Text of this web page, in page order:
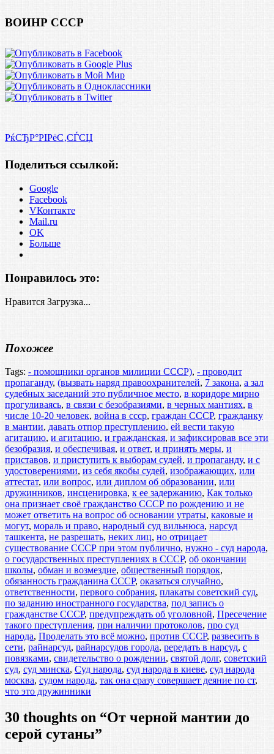
ВОИНР СССР
РќСЂР°РІРёС‚СЃСЏ
Поделиться ссылкой:
Google
Facebook
VКонтакте
Mail.ru
OK
Больше
Понравилось это:
Нравится Загрузка...
Похожее
Tags: - помощники органов милиции СССР), - проводит
пропаганду, (вызвать наряд правоохранителей, 7 закона, а зал
судебных заседаний это публичное место, в коридоре мирно
прогуливаясь, в связи с безобразиями, в черных мантиях, в
числе 10-20 человек, война в ссср, граждан СССР, гражданку
в мантии, давать отпор преступлению, ей вести такую
агитацию, и агитацию, и гражданская, и зафиксировав все эти
безобразия, и обеспечивая, и ответ, и принять меры, и
приставов, и приступить к выборам судей, и пропаганду, и с
удостоверениями, из себя якобы судей, изображающих, или
аттестат, или вопрос, или диплом об образовании, или
дружинников, инсценировка, к ее задержанию, Как только
она признает своё гражданство СССР по рождению и не
может ответить на вопрос об основании утраты, каковые и
могут, мораль и право, народный суд вильнюса, нарсуд
ташкента, не разрешать, неких лиц, но отрицает
существование СССР при этом публично, нужно - суд народа,
о государственных преступлениях в СССР, об окончании
школы, обман и возмездие, общественный порядок,
обязанность гражданина СССР, оказаться случайно,
ответственности, первого собрания, плакаты советский суд,
по заданию иностранного государства, под запись о
гражданстве СССР, предупреждать об уголовной, Пресечение
такого преступления, при наличии протоколов, про суд
народа, Проделать это всё можно, против СССР, развесить в
сети, райнарсуд, райнарсудов города, рередать в нарсуд, с
повязками, свидетельство о рождении, святой долг, советский
суд, суд минска, Суд народа, суд народа в киеве, суд народа
москва, судом народа, так она сразу совершает деяние по ст,
что это дружинники
30 thoughts on “От черной мантии до
серой сутаны”